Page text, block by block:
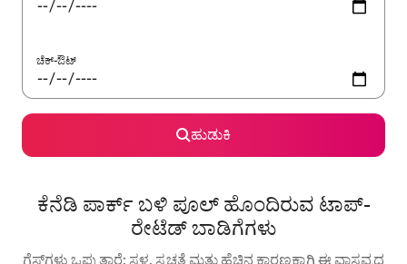
ಚೆಕ್-ಔಟ್
ಹುಡುಕಿ
ಕೆನೆಡಿ ಪಾರ್ಕ್ ಬಳಿ ಪೂಲ್ ಹೊಂದಿರುವ ಟಾಪ್-
ರೇಟೆಡ್ ಬಾಡಿಗೆಗಳು
ಗೆಸ್ಟ್‌ಗಳು ಒಪ್ಪುತ್ತಾರೆ: ಸ್ಥಳ, ಸ್ವಚ್ಛತೆ ಮತ್ತು ಹೆಚ್ಚಿನ ಕಾರಣಕ್ಕಾಗಿ ಈ ವಾಸ್ತವ್ಯದ